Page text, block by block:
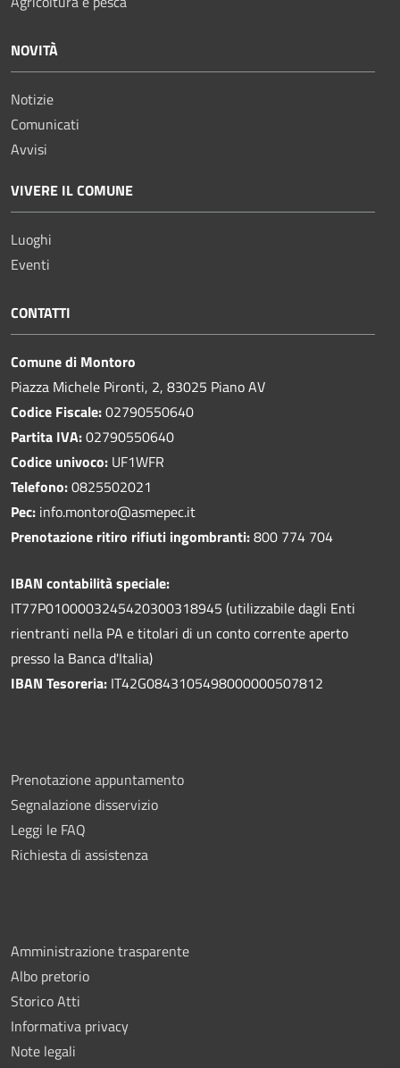
NOVITÀ
Notizie
Comunicati
Avvisi
VIVERE IL COMUNE
Luoghi
Eventi
CONTATTI
Comune di Montoro
Piazza Michele Pironti, 2, 83025 Piano AV
Codice Fiscale:02790550640
Partita IVA:02790550640
Codice univoco: UF1WFR
Telefono:0825502021
Pec: info.montoro@asmepec.it
Prenotazione ritiro rifiuti ingombranti:800 774 704
IBAN contabilità speciale:
IT77P0100003245420300318945 (utilizzabile dagli Enti
rientranti nella PA e titolari di un conto corrente aperto
presso la Banca d'Italia)
IBAN Tesoreria: IT42G0843105498000000507812
Prenotazione appuntamento
Segnalazione disservizio
Leggi le FAQ
Richiesta di assistenza
Amministrazione trasparente
Albo pretorio
Storico Atti
Informativa privacy
Note legali